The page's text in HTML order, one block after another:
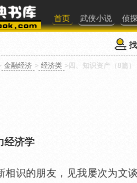
首页 武侠小说 侦
金融经济 > 经济类 >四、知识资产（8篇）
经济学
的朋友，见我屡次为文谈